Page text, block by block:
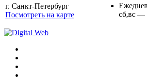
г. Санкт-Петербург
Посмотреть на карте
cб,вс —